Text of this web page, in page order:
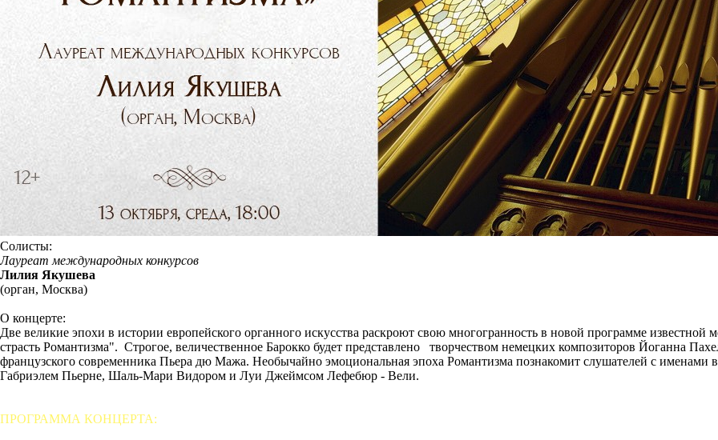
Солисты:
Лауреат международных конкурсов
Лилия Якушева
(орган, Москва)
О концерте:
Две великие эпохи в истории европейского органного искусства раскроют свою многогранность в новой программе
страсть Романтизма". Строгое, величественное Барокко будет представлено творчеством немецких композиторов Йоганна
французского современника Пьера дю Мажа. Необычайно эмоциональная эпоха Романтизма познакомит слушателей с именами
Габриэлем Пьерне, Шаль-Мари Видором и Луи Джеймсом Лефебюр - Вели.
ПРОГРАММА КОНЦЕРТА: